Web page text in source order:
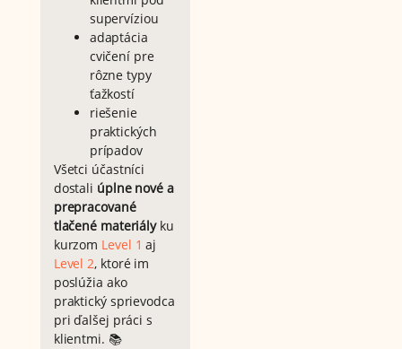
supervíziou
adaptácia
cvičení pre
rôzne typy
ťažkostí
riešenie
praktických
prípadov
Všetci účastníci
dostali úplne nové a
prepracované
tlačené materiályku
kurzom Level 1 aj
Level 2, ktoré im
poslúžia ako
praktický sprievodca
pri ďalšej práci s
klientmi. 📚